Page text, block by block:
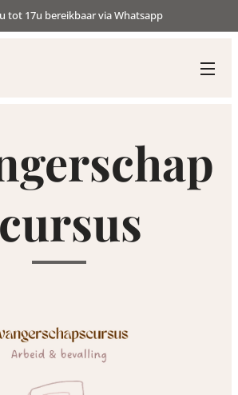
tot 17u bereikbaar via Whatsapp